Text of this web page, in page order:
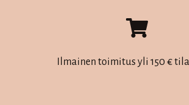
Voit
tehdä
valinnat
Ilmainen toimitus yli 150 €